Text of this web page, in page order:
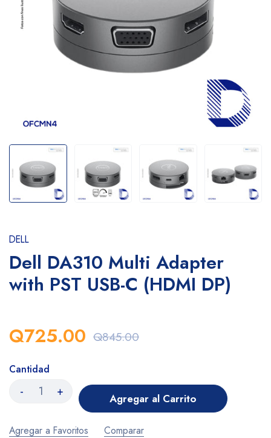
DELL
Dell DA310 Multi Adapter
with PST USB-C (HDMI DP)
Q725.00 Q845.00
Cantidad
- + Agregar al Carrito
Agregar a Favoritos Comparar